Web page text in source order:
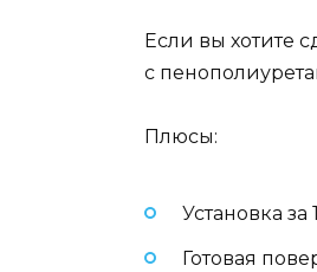
Если вы хотите
с
Плюсы:
Установка за
Готовая